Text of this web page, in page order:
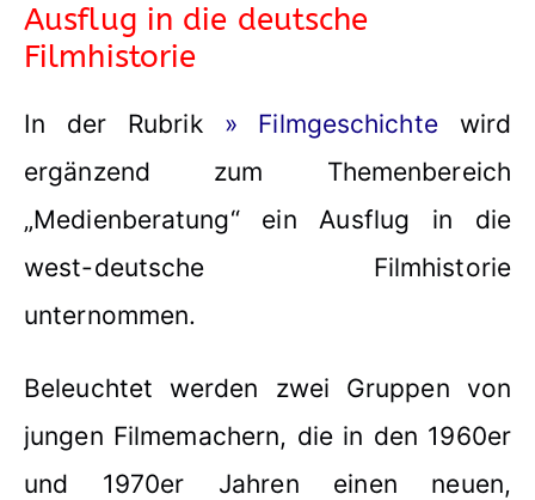
Ausflug in die deutsche
Filmhistorie
In der Rubrik » Filmgeschichtewird
ergänzend zum Themenbereich
„Medienberatung“ ein Ausflug in die
west-deutsche Filmhistorie
unternommen.
Beleuchtet werden zwei Gruppen von
jungen Filmemachern, die in den 1960er
und 1970er Jahren einen neuen,